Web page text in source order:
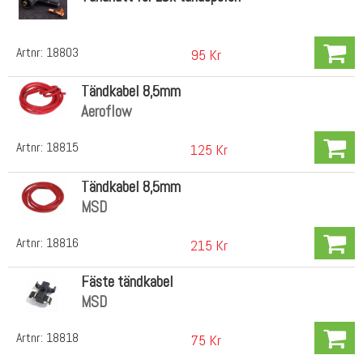
Artnr: 18803 95 Kr
Artnr: 18815
Tändkabel 8,5mm
Aeroflow
125 Kr
Artnr: 18816
Tändkabel 8,5mm
MSD
215 Kr
Artnr: 18818
Fäste tändkabel
MSD
75 Kr